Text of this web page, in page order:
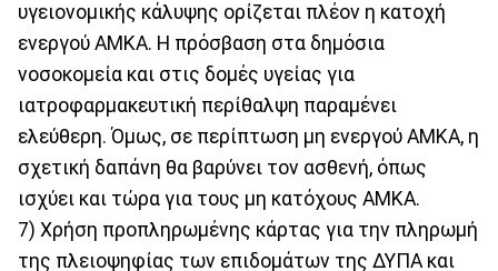
υγειονομικής κάλυψης ορίζεται πλέον η κατοχή
ενεργού ΑΜΚΑ. Η πρόσβαση στα δημόσια
νοσοκομεία και στις δομές υγείας για
ιατροφαρμακευτική περίθαλψη παραμένει
ελεύθερη. Όμως, σε περίπτωση μη ενεργού ΑΜΚΑ, η
σχετική δαπάνη θα βαρύνει τον ασθενή, όπως
ισχύει και τώρα για τους μη κατόχους ΑΜΚΑ.
7) Χρήση προπληρωμένης κάρτας για την πληρωμή
της πλειοψηφίας των επιδομάτων της ΔΥΠΑ και